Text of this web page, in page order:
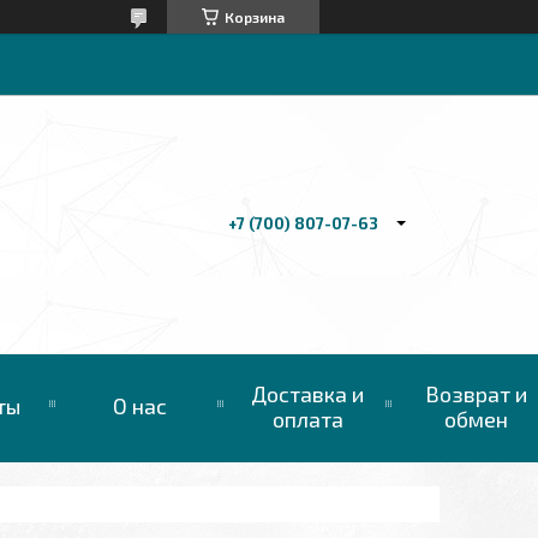
Корзина
+7 (700) 807-07-63
О нас
Доставка и
оплата
Возврат и
обмен